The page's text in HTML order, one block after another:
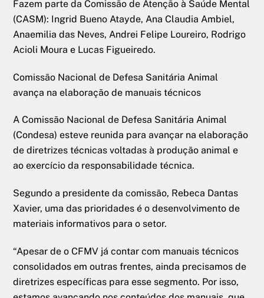
Fazem parte da Comissão de Atenção à Saúde Mental
(CASM): Ingrid Bueno Atayde, Ana Claudia Ambiel,
Anaemilia das Neves, Andrei Felipe Loureiro, Rodrigo
Acioli Moura e Lucas Figueiredo.
Comissão Nacional de Defesa Sanitária Animal
avança na elaboração de manuais técnicos
A Comissão Nacional de Defesa Sanitária Animal
(Condesa) esteve reunida para avançar na elaboração
de diretrizes técnicas voltadas à produção animal e
ao exercício da responsabilidade técnica.
Segundo a presidente da comissão, Rebeca Dantas
Xavier, uma das prioridades é o desenvolvimento de
materiais informativos para o setor.
“Apesar de o CFMV já contar com manuais técnicos
consolidados em outras frentes, ainda precisamos de
diretrizes específicas para esse segmento. Por isso,